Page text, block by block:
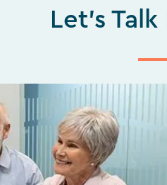
Let's